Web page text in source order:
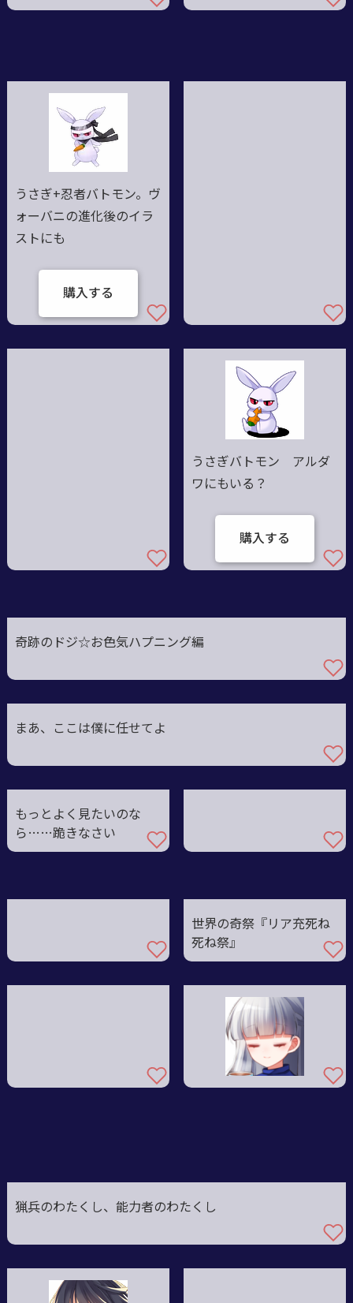
うさぎ+忍者バトモン。ヴ
ォーバニの進化後のイラ
ストにも
購入する
うさぎバトモン アルダ
ワにもいる？
購入する
奇跡のドジ☆お色気ハプニング編
まあ、ここは僕に任せてよ
もっとよく見たいのな
ら……跪きなさい
世界の奇祭『リア充死ね
死ね祭』
猟兵のわたくし、能力者のわたくし